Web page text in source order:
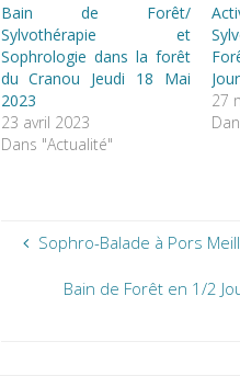
Bain de Forêt/
Sylvothérapie et
Sophrologie dans la forêt
du Cranou Jeudi 18 Mai
2023
23 avril 2023
Dans "Actualité"
27
Sophro-Balade à Pors
Bain de Forêt en 1/2